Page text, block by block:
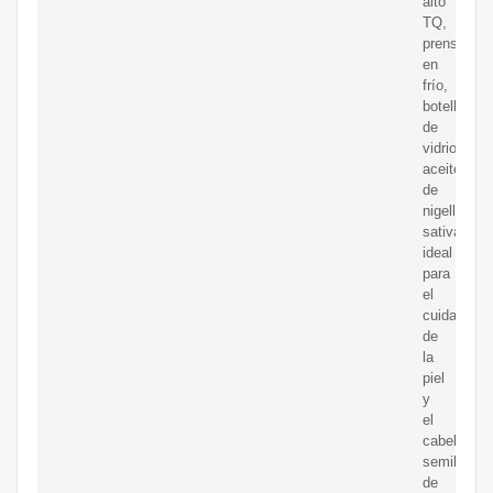
TQ,
prensado
en
frío,
botella
de
vidrio,
aceite
de
nigella
sativa,
ideal
para
el
cuidado
de
la
piel
y
el
cabello,
semillas
de